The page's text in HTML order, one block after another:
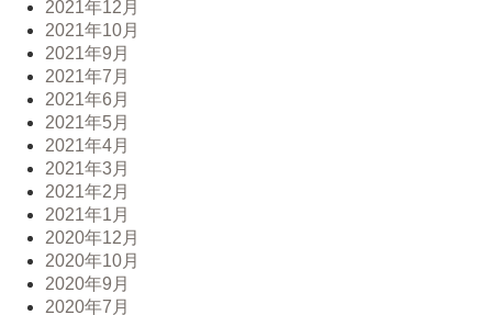
2021年12月
2021年10月
2021年9月
2021年7月
2021年6月
2021年5月
2021年4月
2021年3月
2021年2月
2021年1月
2020年12月
2020年10月
2020年9月
2020年7月